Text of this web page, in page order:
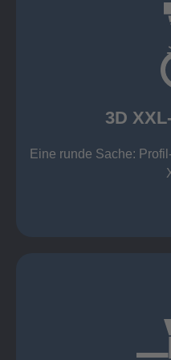
3D
Eine runde Sache:
3D XXL-
Rechteckprofile
Wandstärken:
Aluminium